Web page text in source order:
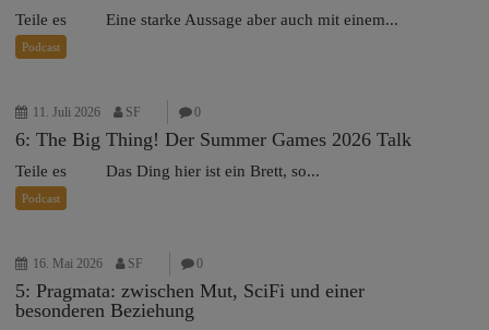
Teile es Eine starke Aussage aber auch mit einem...
Podcast
11. Juli 2026 SF 0
6: The Big Thing! Der Summer Games 2026 Talk
Teile es Das Ding hier ist ein Brett, so...
Podcast
16. Mai 2026 SF 0
5: Pragmata: zwischen Mut, SciFi und einer
besonderen Beziehung